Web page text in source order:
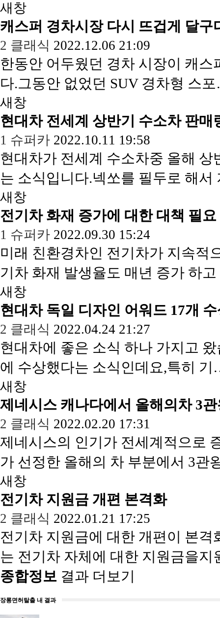
새창
캐스퍼 경차시장 다시 뜨겁게 달구
2 클래식 2022.12.06 21:09
한동안 어두웠던 경차 시장이 캐
다.그동안 없었던 SUV 경차형 스
새창
현대차 전세계 상반기 수소차 판매
1 슈퍼카 2022.10.11 19:58
현대차가 전세계 수소차중 올해
는 소식입니다.넥쏘를 필두로 해
새창
전기차 화재 증가에 대한 대책 필요
1 슈퍼카 2022.09.30 15:24
미래 친환경차인 전기차가 지속적
기차 화재 발생율도 매년 증가 하
새창
현대차 독일 디자인 어워드 17개
2 클래식 2022.04.24 21:27
현대차에 좋은 소식 하나 가지고
에 수상했다는 소식인데요,특히
새창
제네시스 캐나다에서 올해의차 3
2 클래식 2022.02.20 17:31
제네시스의 인기가 전세계적으로
가 선정한 올해의 차 부분에서 3
새창
전기차 지원금 개편 본격화
2 클래식 2022.01.21 17:25
전기차 지원금에 대한 개편이 본
는 전기차 자체에 대한 지원금을
종합정보 결과 더보기
장롱면허탈출 내 결과